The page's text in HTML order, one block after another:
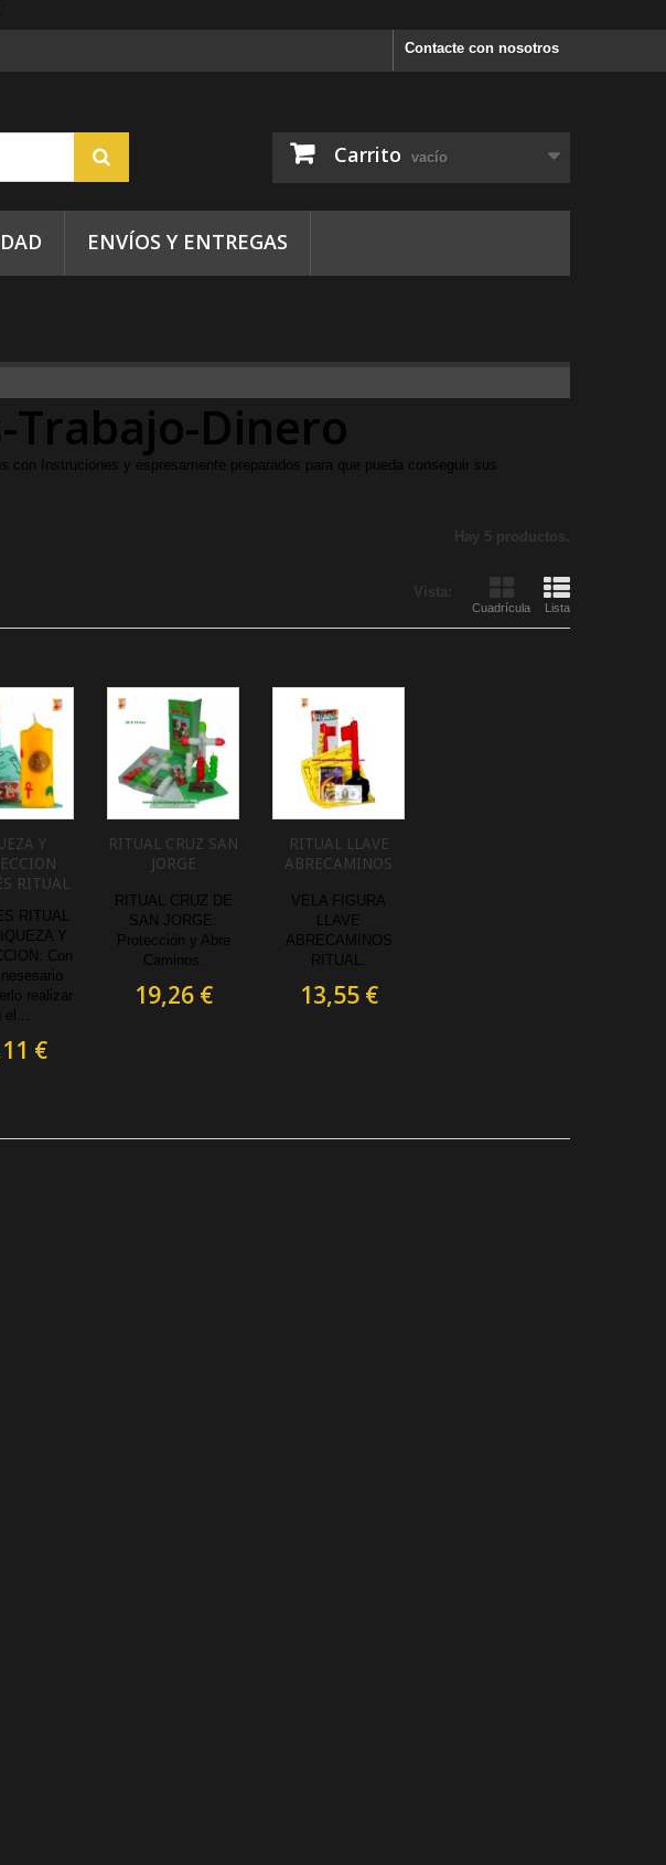
Contacte con nosotros
Carrito vacío
ENVÍOS Y ENTREGAS
Trabajo-Dinero
con Instruciones y espresamente preparados para que pueda conseguir sus
Hay 5 productos.
Vista:
Cuadrícula Lista
Y
RITUAL
RITUAL
Y
: Con
realizar
el...
€
RITUAL CRUZ SAN
JORGE
RITUAL CRUZ DE
SAN JORGE:
Protección y Abre
Caminos.
19,26 €
RITUAL LLAVE
ABRECAMINOS
VELA FIGURA
LLAVE
ABRECAMINOS
RITUAL.
13,55 €